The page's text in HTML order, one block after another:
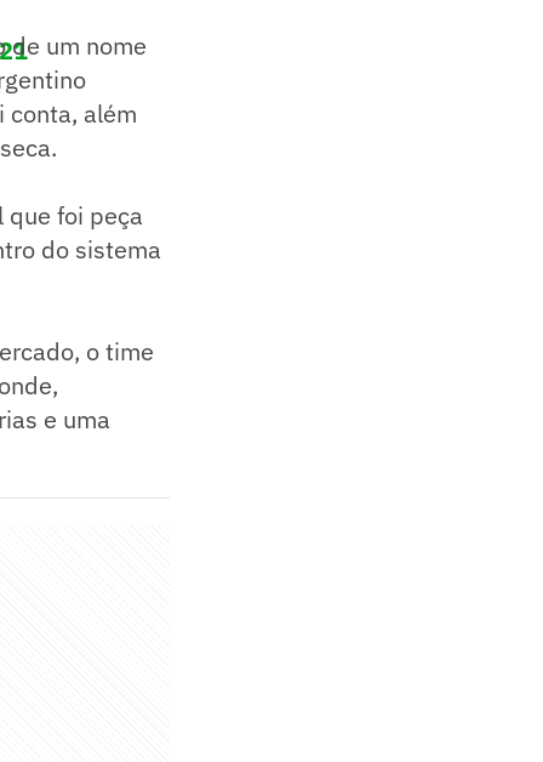
de um nome
conta, além
que foi peça
do sistema
o time
e uma